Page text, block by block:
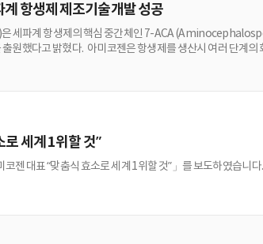
항생제 제조기술개발 성공
세파계 항생제의 핵심 중간체인 7-ACA
원했다고 밝혔다. 아미코젠은 항생제를 생산시 여러 단계
세계 1위할 것”
젠 대표 “맞춤식 효소로 세계 1위할 것”」를 보도하였습니